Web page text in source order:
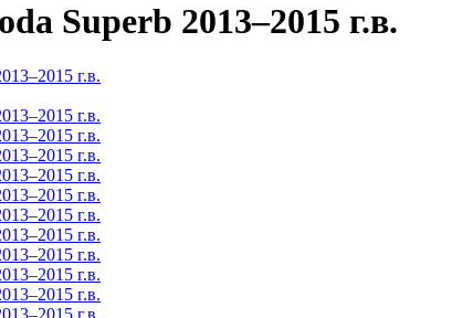
Superb 2013–2015 г.в.